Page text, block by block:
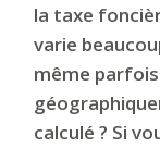
la taxe
varie
même
calculé ? Si